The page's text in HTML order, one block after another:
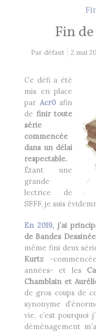
2
8 décembre
EN CE MOMENT, JE LIS…
Les Cités des Anciens,
Robin Hobb
Fantasy Art: Peindre Un
Légende
John Howe
The Art of Heikala:
Heikala
RECHERCHE
Fin
Par défaut 2 mai
Ce défi a été
mis en place
par Acr0afin
de finir toute
série
commencée
dans un délai
respectable.
Étant une
grande
lectrice de
SFFF, je suis
En 2019, j’ai
de Bandes
même fini deux
Kurtz -
années- et les
Chamblain et
de gros coups de
synonyme
vie, c’est pourquoi
déménagement